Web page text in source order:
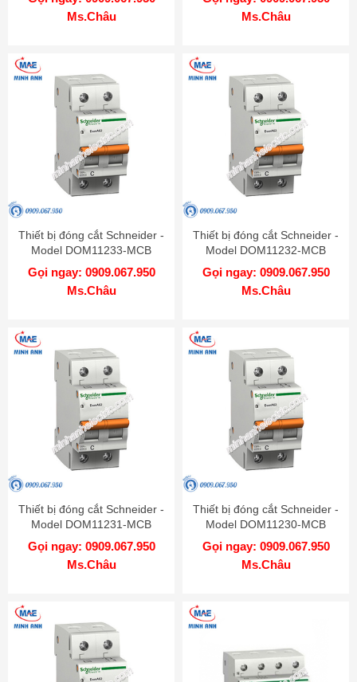
Ms.Châu
Ms.Châu
Thiết bị đóng cắt Schneider -
Model DOM11233-MCB
Gọi ngay: 0909.067.950
Ms.Châu
Thiết bị đóng cắt Schneider -
Model DOM11232-MCB
Gọi ngay: 0909.067.950
Ms.Châu
Thiết bị đóng cắt Schneider -
Model DOM11231-MCB
Gọi ngay: 0909.067.950
Ms.Châu
Thiết bị đóng cắt Schneider -
Model DOM11230-MCB
Gọi ngay: 0909.067.950
Ms.Châu